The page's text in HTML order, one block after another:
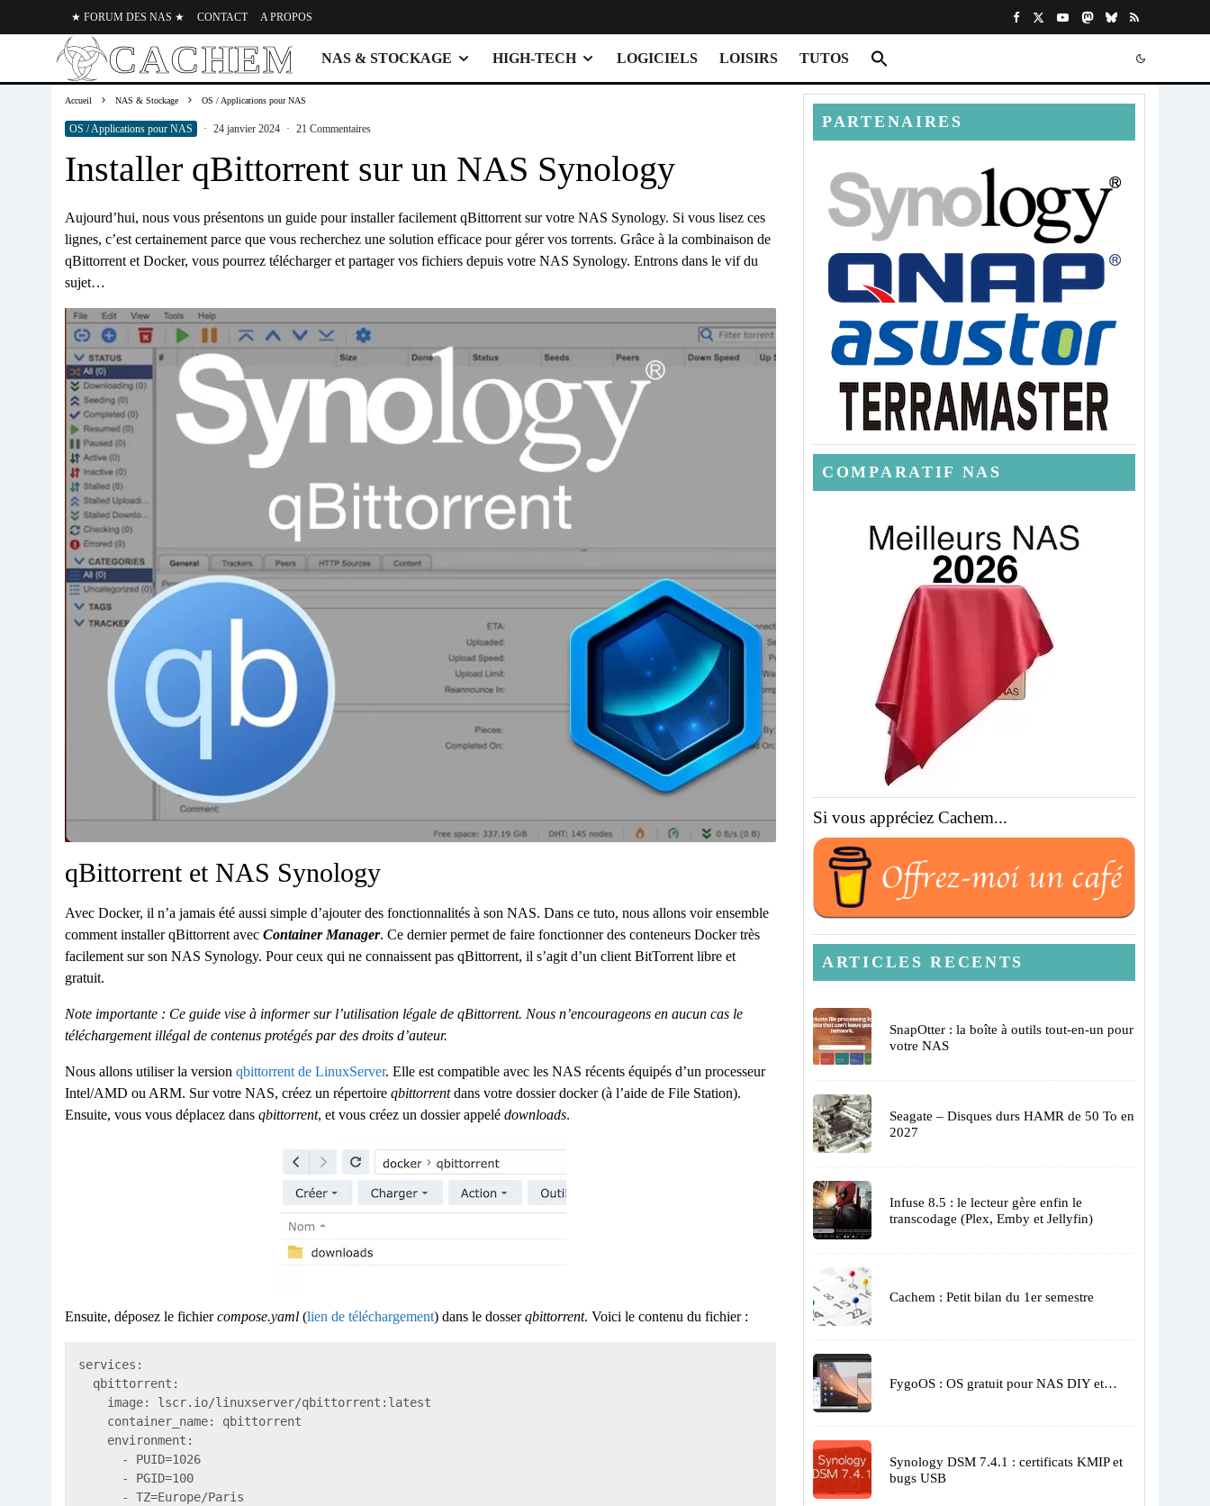
★ FORUM DES NAS ★ CONTACT A PROPOS
NAS & STOCKAGE HIGH-TECH LOGICIELS LOISIRS TUTOS
Accueil NAS & Stockage OS / Applications pour NAS
OS / Applications pour NAS · 24 janvier 2024 · 21 Commentaires
Installer qBittorrent sur un NAS Synology
Aujourd’hui, nous vous présentons un guide pour installer facilement qBittorrent sur votre NAS Synology. Si vous lisez ces
lignes, c’est certainement parce que vous recherchez une solution efficace pour gérer vos torrents. Grâce à la combinaison de
qBittorrent et Docker, vous pourrez télécharger et partager vos fichiers depuis votre NAS Synology. Entrons dans le vif du
sujet…
qBittorrent et NAS Synology
Avec Docker, il n’a jamais été aussi simple d’ajouter des fonctionnalités à son NAS. Dans ce tuto, nous allons voir ensemble
comment installer qBittorrent avec Container Manager. Ce dernier permet de faire fonctionner des conteneurs Docker très
facilement sur son NAS Synology. Pour ceux qui ne connaissent pas qBittorrent, il s’agit d’un client BitTorrent libre et
gratuit.
Note importante : Ce guide vise à informer sur l’utilisation légale de qBittorrent. Nous n’encourageons en aucun cas le
téléchargement illégal de contenus protégés par des droits d’auteur.
Nous allons utiliser la version qbittorrent de LinuxServer. Elle est compatible avec les NAS récents équipés d’un processeur
Intel/AMD ou ARM. Sur votre NAS, créez un répertoire qbittorrentdans votre dossier docker (à l’aide de File Station).
Ensuite, vous vous déplacez dans qbittorrent, et vous créez un dossier appelé downloads.
Ensuite, déposez le fichiercompose.yaml (lien de téléchargement) dans le dosserqbittorrent. Voici le contenu du fichier :
services:
  qbittorrent:
    image: lscr.io/linuxserver/qbittorrent:latest
    container_name: qbittorrent
    environment:
      - PUID=1026
      - PGID=100
      - TZ=Europe/Paris
PARTENAIRES
COMPARATIF NAS
Si vous appréciez Cachem...
ARTICLES RECENTS
SnapOtter : la boîte à outils tout-en-un pour
votre NAS
Seagate – Disques durs HAMR de 50 To en
2027
Infuse 8.5 : le lecteur gère enfin le
transcodage (Plex, Emby et Jellyfin)
Cachem : Petit bilan du 1er semestre
FygoOS : OS gratuit pour NAS DIY et…
Synology DSM 7.4.1 : certificats KMIP et
bugs USB